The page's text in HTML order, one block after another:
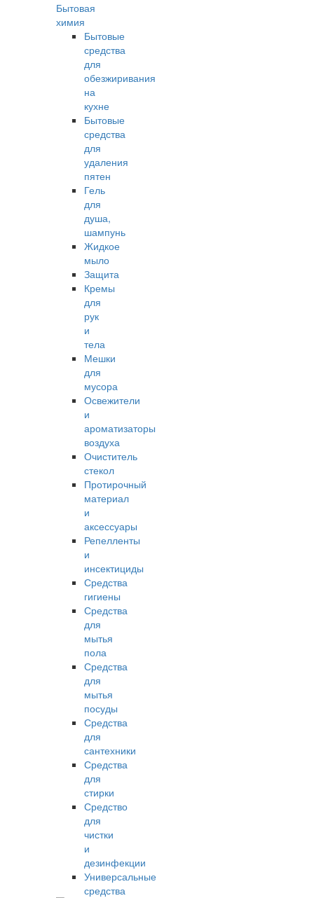
Бытовая
химия
Бытовые
средства
для
обезжиривания
на
кухне
Бытовые
средства
для
удаления
пятен
Гель
для
душа,
шампунь
Жидкое
мыло
Защита
Кремы
для
рук
и
тела
Мешки
для
мусора
Освежители
и
ароматизаторы
воздуха
Очиститель
стекол
Протирочный
материал
и
аксессуары
Репелленты
и
инсектициды
Средства
гигиены
Средства
для
мытья
пола
Средства
для
мытья
посуды
Средства
для
сантехники
Средства
для
стирки
Средство
для
чистки
и
дезинфекции
Универсальные
средства